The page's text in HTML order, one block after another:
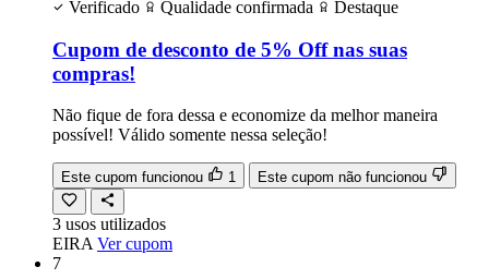
Verificado
Qualidade confirmada Destaque
Cupom de desconto de 5% Off nas suas
compras!
Não fique de fora dessa e economize da melhor maneira
possível! Válido somente nessa seleção!
Este cupom funcionou 1 Este cupom não funcionou
3 usos utilizados
EIRA Ver cupom
7